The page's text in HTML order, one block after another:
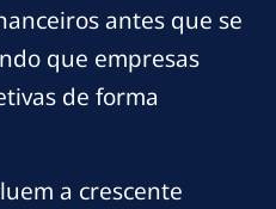
antes que se
que empresas
de forma
a crescente